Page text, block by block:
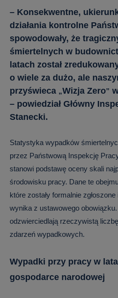
– Konsekwentne,
działania kontrolne
spowodowały, że
śmiertelnych w
latach został
o wiele za dużo, ale
przyświeca „Wizja Zero”
– powiedział Główny
Stanecki.
Statystyka wypadków
przez Państwową Inspekcję
stanowi podstawę oceny skali
środowisku pracy. Dane te
które zostały formalnie
wynika z ustawowego
odzwierciedlają rzeczywistą
zdarzeń wypadkowych.
Wypadki przy pracy w
gospodarce narodowej